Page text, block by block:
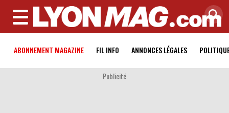
MENU
ABONNEMENT MAGAZINE FIL INFO ANNONCES LÉGALES
Publicité